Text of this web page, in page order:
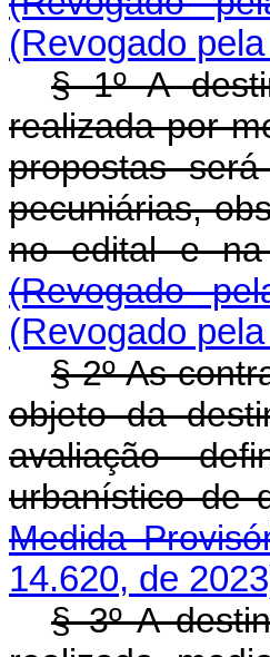
(Revogado
§ 1º A
realizada por
propostas
pecuniárias,
no edital e
(Revogado
(Revogado
§ 2º As
objeto da
avaliação
urbanístico
Medida
14.620, de
§ 3º A